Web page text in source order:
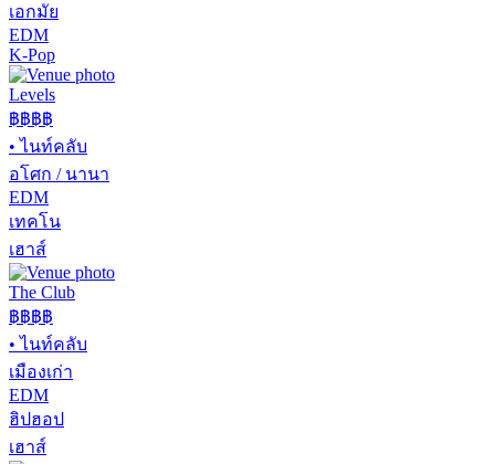
เอกมัย
EDM
K-Pop
Levels
฿฿฿฿
•ไนท์คลับ
อโศก / นานา
EDM
เทคโน
เฮาส์
The Club
฿฿฿฿
•ไนท์คลับ
เมืองเก่า
EDM
ฮิปฮอป
เฮาส์